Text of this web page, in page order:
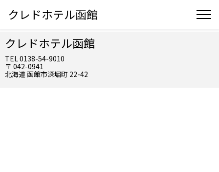
クレドホテル函館
クレドホテル函館
TEL 0138-54-9010
〒 042-0941
北海道 函館市深堀町 22-42